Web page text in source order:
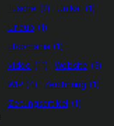
Tusche (2) Unikat (1)
Urlaub (1)
utopmania (1)
video (11) Website (3)
WIP (4) Zeichnung (1)
Zeitungsartikel (1)